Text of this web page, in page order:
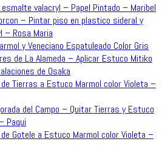
valacryl – Papel Pintado – Maribel
– Pintar piso en plastico sideral y
– Rosa Maria
y Veneciano Espatuleado Color Gris
de La Alameda – Aplicar Estuco Mitiko
de Osaka
Tierras a Estuco Marmol color Violeta –
del Campo – Quitar Tierras y Estuco
Paqui
Gotele a Estuco Marmol color Violeta –